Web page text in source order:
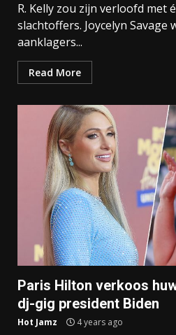
R. Kelly zou zijn verloofd met
slachtoffers. Joycelyn Savage
aanklagers...
Read More
Paris Hilton verkoos
dj-gig president Biden
Hot Jamz 4 years ago